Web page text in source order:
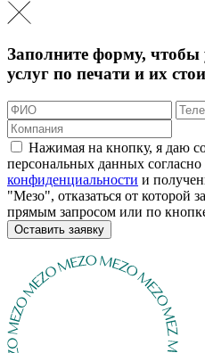
Заполните форму, чтобы
услуг по печати и их
Нажимая на кнопку, я даю
персональных данных согласно
конфиденциальности и
"Мезо", отказаться от которой
прямым запросом или по
Оставить заявку